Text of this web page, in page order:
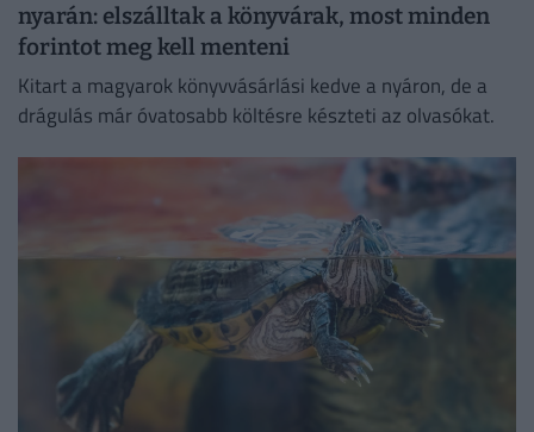
nyarán: elszálltak a könyvárak, most minden
forintot meg kell menteni
Kitart a magyarok könyvvásárlási kedve a nyáron, de a
drágulás már óvatosabb költésre készteti az olvasókat.